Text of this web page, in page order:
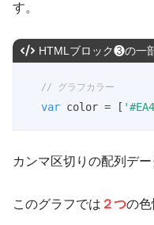
す。
HTMLブロック❸の一
// グラフカラー
var color = [
カンマ区切りの配列デ
このグラフでは ２つの色